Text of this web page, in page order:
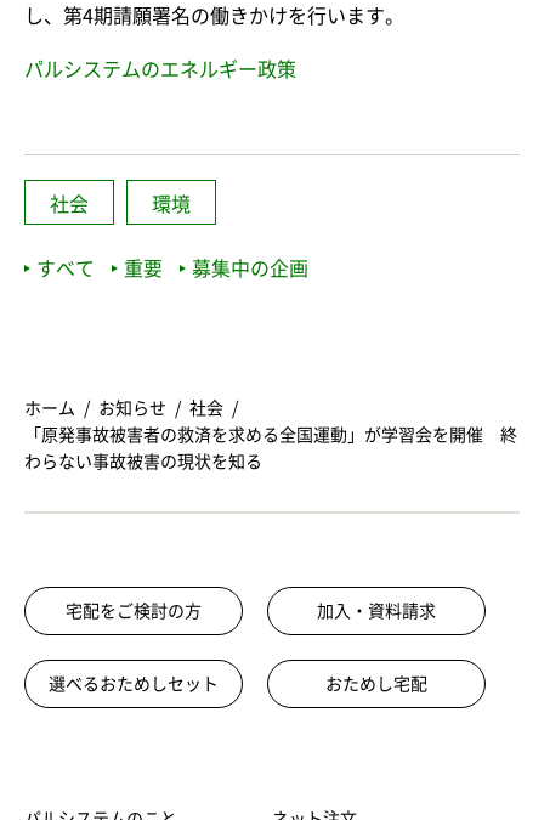
し、第4期請願署名の働きかけを行います。
パルシステムのエネルギー政策
社会 環境
すべて 重要 募集中の企画
ホーム お知らせ
社会
「原発事故被害者の救済を求める全国運動」が学習会を開催 終
わらない事故被害の現状を知る
宅配をご検討の方 加入・資料請求
選べるおためしセット おためし宅配